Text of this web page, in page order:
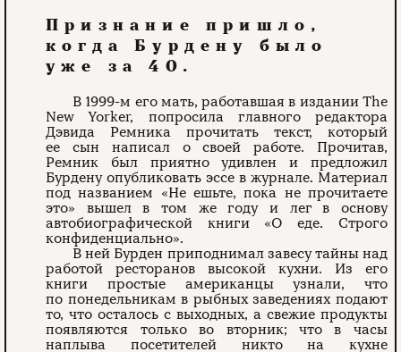
Признание пришло,
когда Бурдену было
уже за 40.
В 1999-м его мать, работавшая в издании The
New Yorker, попросила главного редактора
Дэвида Ремника прочитать текст, который
ее сын написал о своей работе. Прочитав,
Ремник был приятно удивлен и предложил
Бурдену опубликовать эссе в журнале. Материал
под названием «Не ешьте, пока не прочитаете
это» вышел в том же году и лег в основу
автобиографической книги «О еде. Строго
конфиденциально».
В ней Бурден приподнимал завесу тайны над
работой ресторанов высокой кухни. Из его
книги простые американцы узнали, что
по понедельникам в рыбных заведениях подают
то, что осталось с выходных, а свежие продукты
появляются только во вторник; что в часы
наплыва посетителей никто на кухне